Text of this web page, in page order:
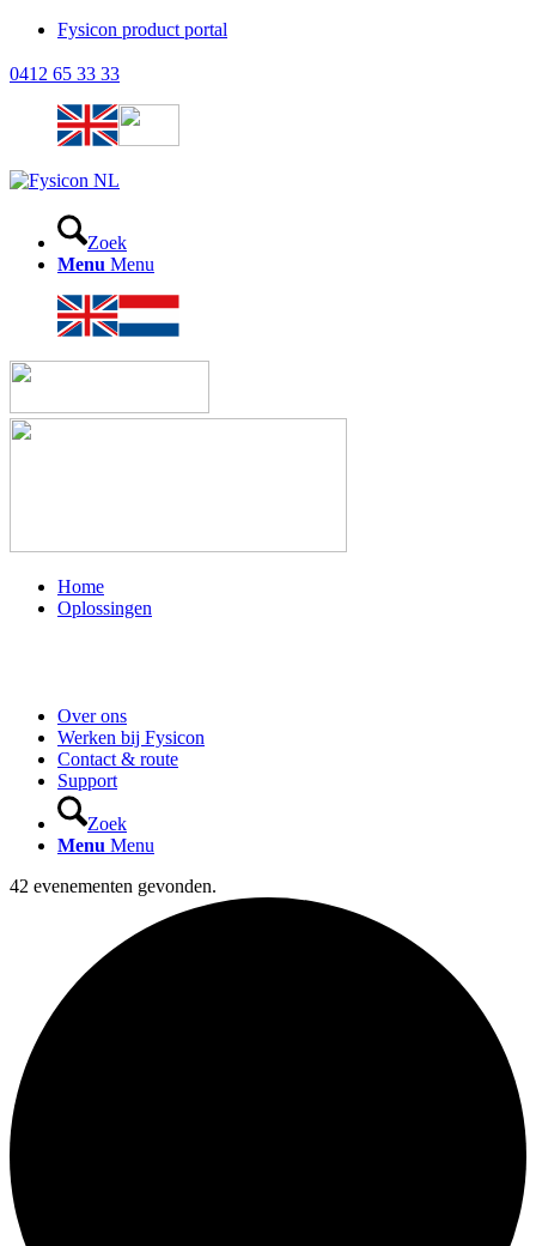
Fysicon product portal
0412 65 33 33
Zoek
Menu Menu
Home
Oplossingen
Over ons
Werken bij Fysicon
Contact & route
Support
Zoek
Menu Menu
42 evenementen gevonden.